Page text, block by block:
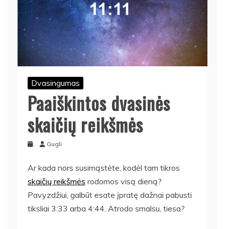
Dvasingumas
Paaiškintos dvasinės
skaičių reikšmės
Gugli
Ar kada nors susimąstėte, kodėl tam tikros
skaičių reikšmės rodomos visą dieną?
Pavyzdžiui, galbūt esate įpratę dažnai pabusti
tiksliai 3:33 arba 4:44. Atrodo smalsu, tiesa?